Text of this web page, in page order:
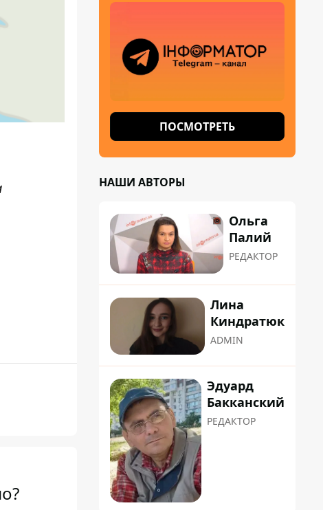
ПОСМОТРЕТЬ
НАШИ АВТОРЫ
Ольга
Палий
РЕДАКТОР
Лина
Киндратюк
ADMIN
Эдуард
Бакканский
РЕДАКТОР